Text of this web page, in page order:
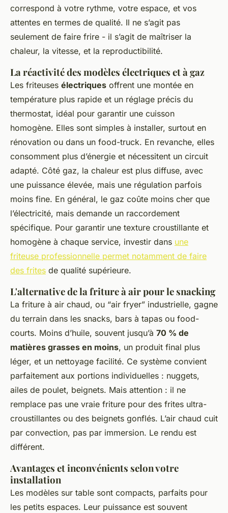
correspond à votre rythme, votre espace, et vos
attentes en termes de qualité. Il ne s’agit pas
seulement de faire frire - il s’agit de maîtriser la
chaleur, la vitesse, et la reproductibilité.
La réactivité des modèles électriques et à gaz
Les friteuses électriques offrent une montée en
température plus rapide et un réglage précis du
thermostat, idéal pour garantir une cuisson
homogène. Elles sont simples à installer, surtout en
rénovation ou dans un food-truck. En revanche, elles
consomment plus d’énergie et nécessitent un circuit
adapté. Côté gaz, la chaleur est plus diffuse, avec
une puissance élevée, mais une régulation parfois
moins fine. En général, le gaz coûte moins cher que
l’électricité, mais demande un raccordement
spécifique. Pour garantir une texture croustillante et
homogène à chaque service, investir dans une
friteuse professionnelle permet notamment de faire
des frites de qualité supérieure.
L'alternative de la friture à air pour le snacking
La friture à air chaud, ou “air fryer” industrielle, gagne
du terrain dans les snacks, bars à tapas ou food-
courts. Moins d’huile, souvent jusqu’à 70 % de
matières grasses en moins, un produit final plus
léger, et un nettoyage facilité. Ce système convient
parfaitement aux portions individuelles : nuggets,
ailes de poulet, beignets. Mais attention : il ne
remplace pas une vraie friture pour des frites ultra-
croustillantes ou des beignets gonflés. L’air chaud cuit
par convection, pas par immersion. Le rendu est
différent.
Avantages et inconvénients selon votre
installation
Les modèles sur table sont compacts, parfaits pour
les petits espaces. Leur puissance est souvent